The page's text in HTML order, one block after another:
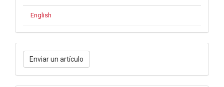
English
Enviar
un
artículo
Enviar un artículo